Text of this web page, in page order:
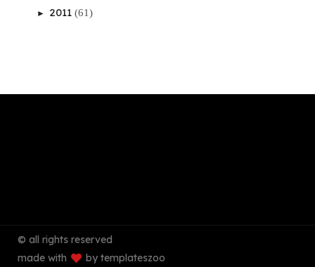
► 2011 (61)
© all rights reserved
made with
by templateszoo